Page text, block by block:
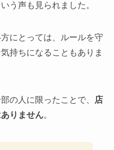
う声も見られました。
にとっては、ルールを守
持ちになることもありま
の人に限ったことで、 店
りません。